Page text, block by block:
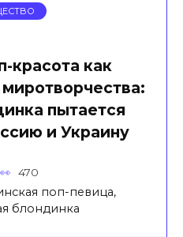
красота как
пытается
и Украину
470
поп-певица,
блондинка